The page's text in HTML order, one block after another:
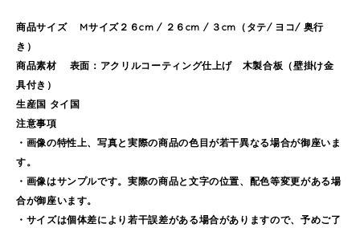
商品サイズ Mサイズ２６cm / ２６cm / ３cm（タテ/ ヨコ/ 奥行
き）
商品素材 表面：アクリルコーティング仕上げ 木製合板（壁掛け金
具付き）
生産国 タイ国
注意事項
・画像の特性上、写真と実際の商品の色目が若干異なる場合が御座いま
す。
・画像はサンプルです。実際の商品と文字の位置、配色等変更がある場
合が御座います。
・サイズは個体差により若干誤差がある場合がありますので、予めご了